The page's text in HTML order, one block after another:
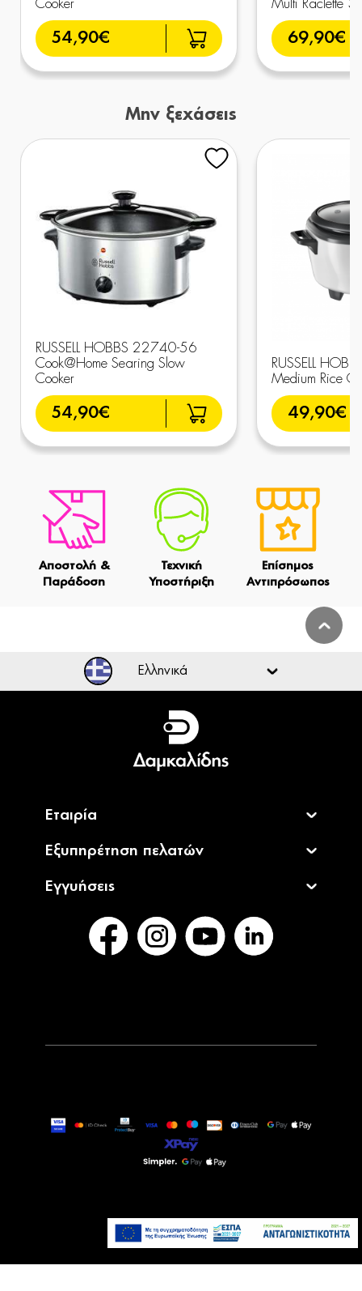
Cooker
54,90€
Multi Raclette 3
69,90€
Μην ξεχάσεις
RUSSELL HOBBS 22740-56
Cook@Home Searing Slow
Cooker
54,90€
RUSSELL
Medium Rice
49,90€
Αποστολή &
Παράδοση
Τεχνική
Υποστήριξη
Επίσημος
Αντιπρόσωπος
Προσθήκη στο καλάθι
Ελληνικά
Ελληνικά
English
Εταιρία
Εξυπηρέτηση πελατών
Εγγυήσεις